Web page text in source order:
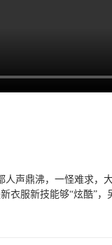
声鼎沸，一怪难求，
衣服新技能够“炫酷”